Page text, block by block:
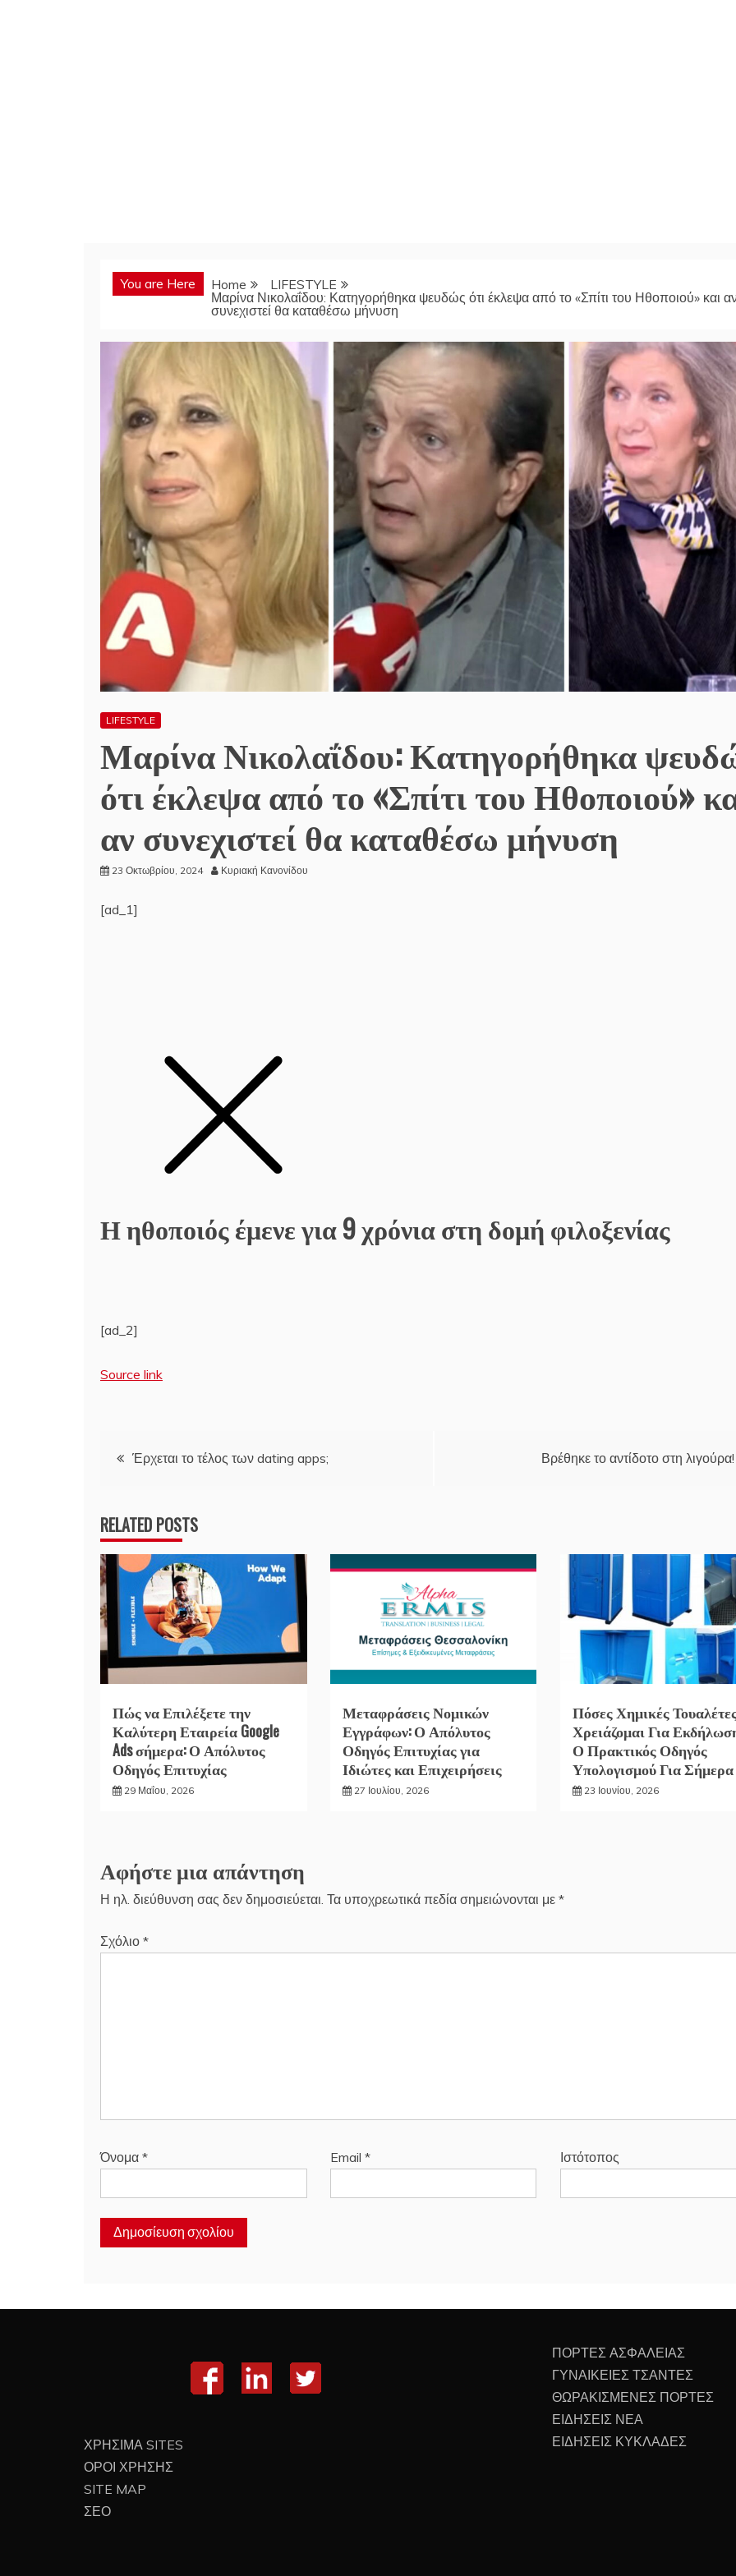
You are Here Home
LIFESTYLE
Μαρίνα Νικολαΐδου: Κατηγορήθηκα ψευδώς ότι έκλεψα από το «Σπίτι του Ηθοποιού» και
συνεχιστεί θα καταθέσω μήνυση
LIFESTYLE
Μαρίνα Νικολαΐδου: Κατηγορήθηκα
ότι έκλεψα από το «Σπίτι του Ηθοποιού»
αν συνεχιστεί θα καταθέσω μήνυση
23 Οκτωβρίου, 2024 Κυριακή Κανονίδου
[ad_1]
Η ηθοποιός έμενε για 9 χρόνια στη δομή φιλοξενίας
[ad_2]
Source link
Πλοήγηση
Έρχεται το τέλος των dating apps; Βρέθηκε το αντίδοτο στη λιγούρα!
RELATED POSTS
Πώς να Επιλέξετε την
Καλύτερη Εταιρεία Google
Ads σήμερα: Ο Απόλυτος
Οδηγός Επιτυχίας
29 Μαΐου, 2026
Μεταφράσεις Νομικών
Εγγράφων: Ο Απόλυτος
Οδηγός Επιτυχίας για
Ιδιώτες και Επιχειρήσεις
27 Ιουλίου, 2026
Πόσες Χημικές
Χρειάζομαι Για
Ο Πρακτικός Οδηγός
Υπολογισμού Για Σήμερα
23 Ιουνίου, 2026
Αφήστε μια απάντηση
Η ηλ. διεύθυνση σας δεν δημοσιεύεται. Τα υποχρεωτικά πεδία σημειώνονται με *
Σχόλιο *
Όνομα * Email * Ιστότοπος
ΧΡΗΣΙΜΑ SITES
ΟΡΟΙ ΧΡΗΣΗΣ
SITE MAP
ΣΕΟ
ΠΟΡΤΕΣ ΑΣΦΑΛΕΙΑΣ
ΓΥΝΑΙΚΕΙΕΣ ΤΣΑΝΤΕΣ
ΘΩΡΑΚΙΣΜΕΝΕΣ ΠΟΡΤΕΣ
ΕΙΔΗΣΕΙΣ ΝΕΑ
ΕΙΔΗΣΕΙΣ ΚΥΚΛΑΔΕΣ